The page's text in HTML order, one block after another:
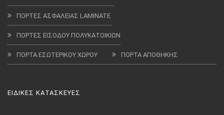
ΠΟΡΤΕΣ ΑΣΦΑΛΕΙΑΣ LAMINATE
ΠΟΡΤΕΣ ΕΙΣΟΔΟΥ ΠΟΛΥΚΑΤΟΙΚΙΩΝ
ΠΟΡΤΑ ΕΣΩΤΕΡΙΚΟΥ ΧΩΡΟΥ ΠΟΡΤΑ ΑΠΟΘΗΚΗΣ
ΕΙΔΙΚΕΣ ΚΑΤΑΣΚΕΥΕΣ